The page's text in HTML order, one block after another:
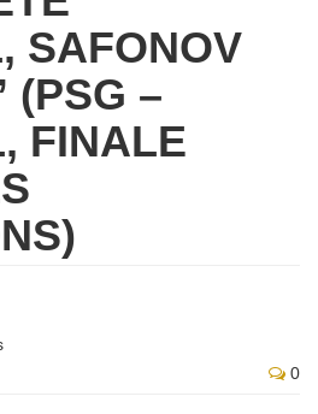
SAFONOV
(PSG –
FINALE
0